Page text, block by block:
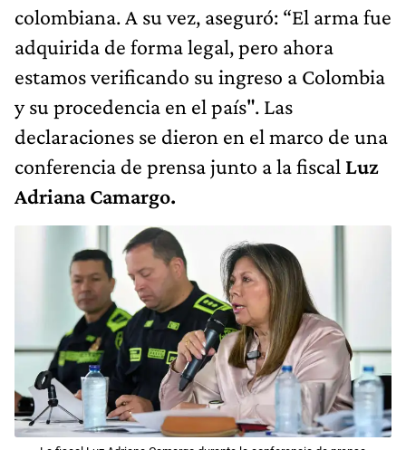
colombiana. A su vez, aseguró: “El arma fue
adquirida de forma legal, pero ahora
estamos verificando su ingreso a Colombia
y su procedencia en el país". Las
declaraciones se dieron en el marco de una
conferencia de prensa junto a la fiscal Luz
Adriana Camargo.